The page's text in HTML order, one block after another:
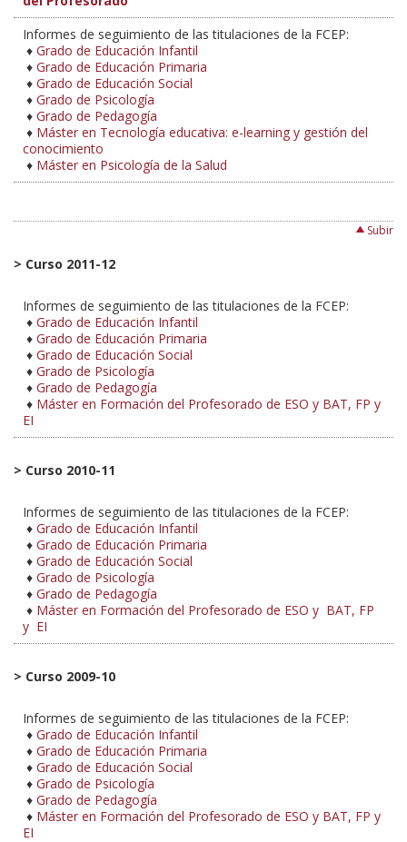
Informes de seguimiento de las titulaciones de la FCEP:
♦ Grado de Educación Infantil
♦ Grado de Educación Primaria
♦ Grado de Educación Social
♦ Grado de Psicología
♦ Grado de Pedagogía
♦ Máster en Tecnología educativa: e-learning y gestión del
conocimiento
♦ Máster en Psicología de la Salud
Subir
> Curso 2011-12
Informes de seguimiento de las titulaciones de la FCEP:
♦ Grado de Educación Infantil
♦ Grado de Educación Primaria
♦ Grado de Educación Social
♦ Grado de Psicología
♦ Grado de Pedagogía
♦ Máster en Formación del Profesorado de ESO y BAT, FP y
EI
> Curso 2010-11
Informes de seguimiento de las titulaciones de la FCEP:
♦ Grado de Educación Infantil
♦ Grado de Educación Primaria
♦ Grado de Educación Social
♦ Grado de Psicología
♦ Grado de Pedagogía
♦ Máster en Formación del Profesorado de ESO y BAT, FP
y EI
> Curso 2009-10
Informes de seguimiento de las titulaciones de la FCEP:
♦ Grado de Educación Infantil
♦ Grado de Educación Primaria
♦ Grado de Educación Social
♦ Grado de Psicología
♦ Grado de Pedagogía
♦ Máster en Formación del Profesorado de ESO y BAT, FP y
EI